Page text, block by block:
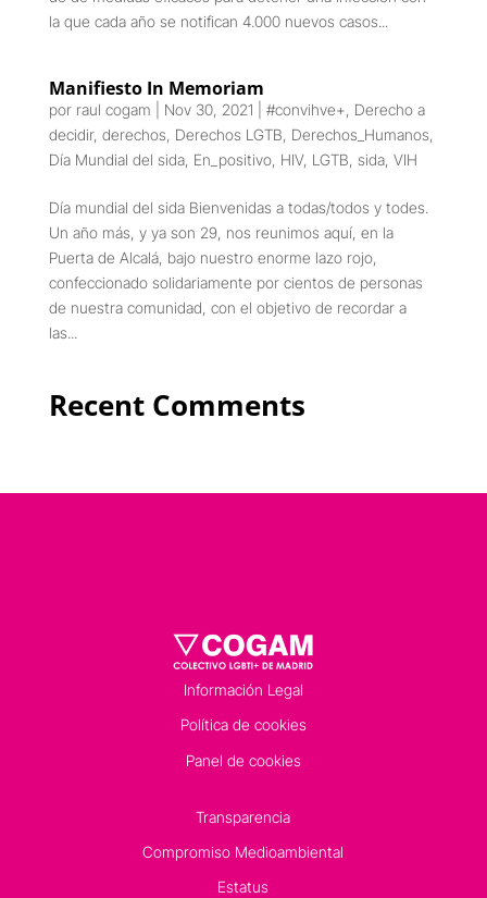
la que cada año se notifican 4.000 nuevos casos...
Manifiesto In Memoriam
por raul cogam Nov 30, 2021 #convihve+ Derecho a
decidir, derechos Derechos LGTB Derechos_Humanos
Día Mundial del sida, En_positivo, HIV, LGTB sida, VIH
Día mundial del sida Bienvenidas a todas/todos y todes.
Un año más, y ya son 29, nos reunimos aquí, en la
Puerta de Alcalá, bajo nuestro enorme lazo rojo,
confeccionado solidariamente por cientos de personas
de nuestra comunidad, con el objetivo de recordar a
las...
Recent Comments
Información Legal
Política de cookies
Panel de cookies
Transparencia
Compromiso Medioambiental
Estatus